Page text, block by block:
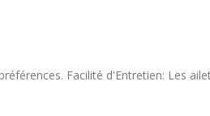
Facilité d'Entretien: Les